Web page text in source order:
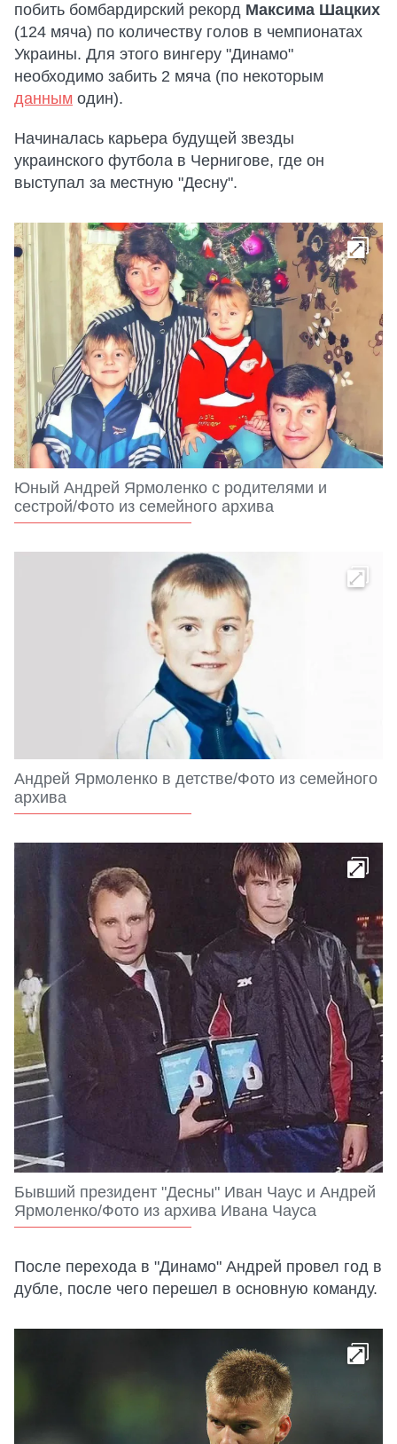
побить бомбардирский рекорд Максима Шацких
(124 мяча) по количеству голов в чемпионатах
Украины. Для этого вингеру "Динамо"
необходимо забить 2 мяча (по некоторым
данным один).
Начиналась карьера будущей звезды
украинского футбола в Чернигове, где он
выступал за местную "Десну".
Юный Андрей Ярмоленко с родителями и
сестрой/Фото из семейного архива
Андрей Ярмоленко в детстве/Фото из семейного
архива
Бывший президент "Десны" Иван Чаус и Андрей
Ярмоленко/Фото из архива Ивана Чауса
После перехода в "Динамо" Андрей провел год в
дубле, после чего перешел в основную команду.